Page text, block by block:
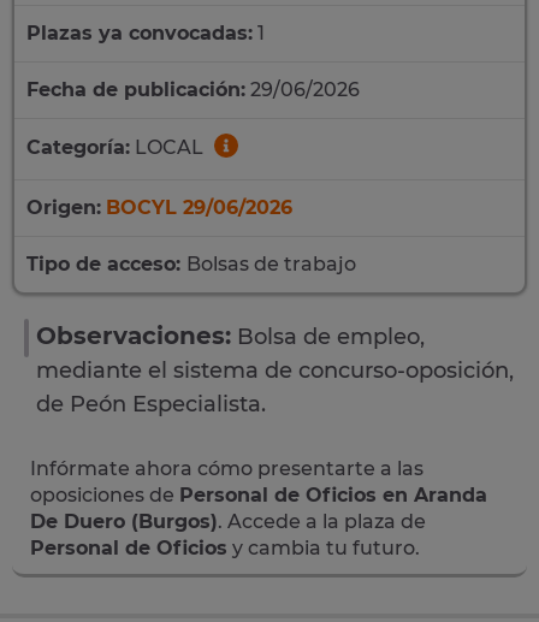
Plazas ya convocadas: 1
Fecha de publicación: 29/06/2026
Categoría: LOCAL
Origen: BOCYL 29/06/2026
Tipo de acceso: Bolsas de trabajo
Observaciones: Bolsa de empleo,
mediante el sistema de concurso-oposición,
de Peón Especialista.
Infórmate ahora cómo presentarte a las
oposiciones de Personal de Oficios en Aranda
De Duero (Burgos). Accede a la plaza de
Personal de Oficios y cambia tu futuro.